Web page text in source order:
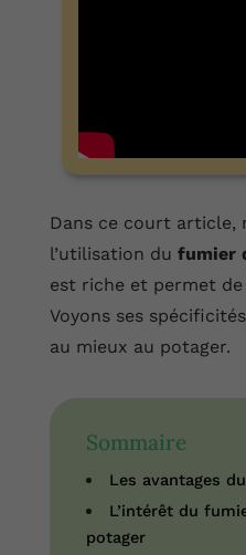
Dans ce court article,
l’utilisation du fumier
est riche et permet
Voyons ses
au mieux au potager.
Sommaire
Les avantages
L’intérêt du
potager